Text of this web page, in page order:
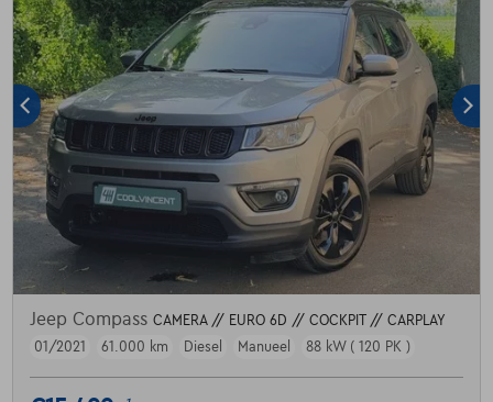
Jeep Compass CAMERA // EURO 6D // COCKPIT // CARPLAY
01/2021
61.000 km Diesel Manueel 88 kW ( 120 PK )